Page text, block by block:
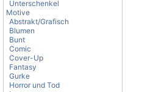
Unterschenkel
Motive
Abstrakt/Grafisch
Blumen
Bunt
Comic
Cover-Up
Fantasy
Gurke
Horror und Tod